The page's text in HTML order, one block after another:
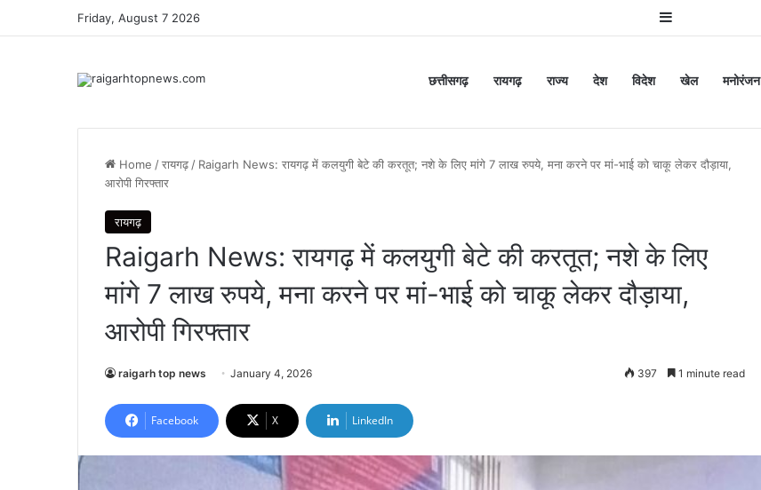
Friday, August 7 2026 Sidebar
छत्तीसगढ़ रायगढ़ राज्य देश विदेश खेल मनोरंजन
Home /रायगढ़ / Raigarh News: रायगढ़ में कलयुगी बेटे की करतूत; नशे के लिए मांगे 7 लाख रुपये, मना करने पर मां-भाई को चाकू लेकर दौड़ाया,
आरोपी गिरफ्तार
रायगढ़
Raigarh News: रायगढ़ में कलयुगी बेटे की करतूत; नशे के लिए
मांगे 7 लाख रुपये, मना करने पर मां-भाई को चाकू लेकर दौड़ाया,
आरोपी गिरफ्तार
raigarh top news January 4, 2026 397 1 minute read
Facebook X LinkedIn